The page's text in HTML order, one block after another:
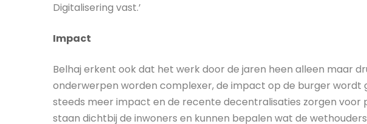
Digitalisering vast.’
Impact
Belhaj erkent ook dat het werk door de jaren heen alleen maar
onderwerpen worden complexer, de impact op de burger wordt
steeds meer impact en de recente decentralisaties zorgen voor
staan dichtbij de inwoners en kunnen bepalen wat de